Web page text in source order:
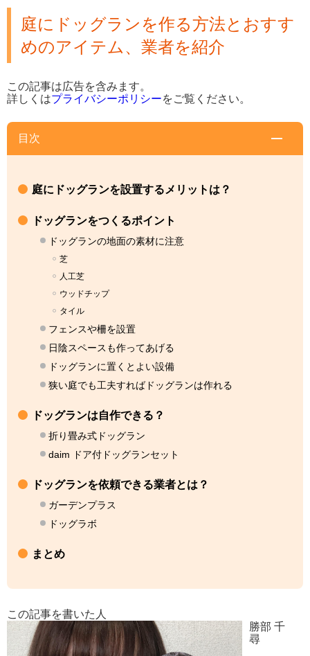
庭にドッグランを作る方法とおすす
めのアイテム、業者を紹介
この記事は広告を含みます。
詳しくはプライバシーポリシーをご覧ください。
目次
庭にドッグランを設置するメリットは？
ドッグランをつくるポイント
ドッグランの地面の素材に注意
芝
人工芝
ウッドチップ
タイル
フェンスや柵を設置
日陰スペースも作ってあげる
ドッグランに置くとよい設備
狭い庭でも工夫すればドッグランは作れる
ドッグランは自作できる？
折り畳み式ドッグラン
daim ドア付ドッグランセット
ドッグランを依頼できる業者とは？
ガーデンプラス
ドッグラボ
まとめ
この記事を書いた人
勝部 千
尋